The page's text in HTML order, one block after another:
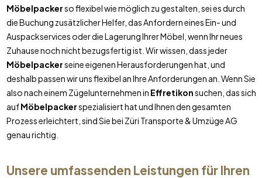
Möbelpackerso flexibel wie möglich zu gestalten, sei es durch
die Buchung zusätzlicher Helfer, das Anfordern eines Ein- und
Auspackservices oder die Lagerung Ihrer Möbel, wenn Ihr neues
Zuhause noch nicht bezugsfertig ist. Wir wissen, dass jeder
Möbelpackerseine eigenen Herausforderungen hat, und
deshalb passen wir uns flexibel an Ihre Anforderungen an. Wenn Sie
also nach einem Zügelunternehmen in Effretikonsuchen, das sich
aufMöbelpackerspezialisiert hat und Ihnen den gesamten
Prozess erleichtert, sind Sie bei Züri Transporte & Umzüge AG
genau richtig.
Unsere umfassenden Leistungen für Ihren